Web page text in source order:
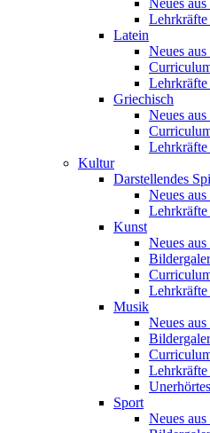
Neues
Lehrkräfte
Latein
Neues
Lehrkräfte
Griechisch
Neues
Lehrkräfte
Kultur
Darstellendes
Neues
Lehrkräfte
Kunst
Neues
Lehrkräfte
Musik
Neues
Lehrkräfte
Unerhörtes
Sport
Neues